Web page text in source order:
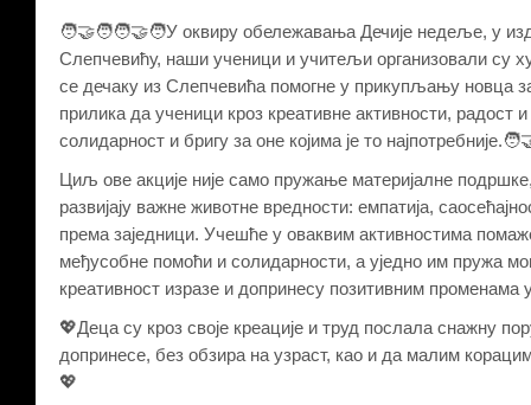
🧑‍🤝‍🧑🧑‍🤝‍🧑У оквиру обележавања Дечије недеље, у
Слепчевићу, наши ученици и учитељи организовали су
се дечаку из Слепчевића помогне у прикупљању новца
прилика да ученици кроз креативне активности, радост
солидарност и бригу за оне којима је то
Циљ ове акције није само пружање материјалне
развијају важне животне вредности: емпатија,
према заједници. Учешће у оваквим активностима
међусобне помоћи и солидарности, а уједно им пружа
креативност изразе и допринесу позитивним променама
💖Деца су кроз своје креације и труд послала снажну
допринесе, без обзира на узраст, као и да малим
💖